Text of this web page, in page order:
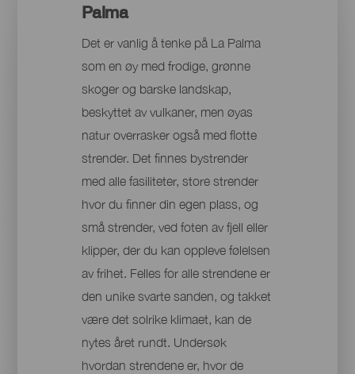
Palma
Det er vanlig å tenke på La Palma
som en øy med frodige, grønne
skoger og barske landskap,
beskyttet av vulkaner, men øyas
natur overrasker også med flotte
strender. Det finnes bystrender
med alle fasiliteter, store strender
hvor du finner din egen plass, og
små strender, ved foten av fjell eller
klipper, der du kan oppleve følelsen
av frihet. Felles for alle strendene er
den unike svarte sanden, og takket
være det solrike klimaet, kan de
nytes året rundt. Undersøk
hvordan strendene er, hvor de